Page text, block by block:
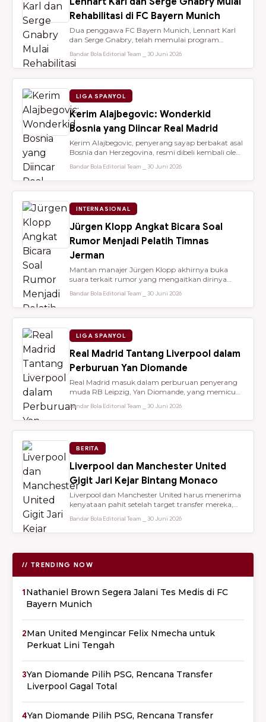
Rehabilitasi di FC Bayern Munich
Dua penggawa FC Bayern Munich, Lennart Karl
dan Serge Gnabry, telah memulai program
Bandar Bola Editorial Team ⎯ 30 Juni 2026
LIGA SPANYOL
Kerim Alajbegovic: Wonderkid
Bosnia yang Diincar Real Madrid
Kerim Alajbegovic, penyerang sayap berbakat asal
Bosnia dan Herzegovina, resmi dibeli kembali oleh
Bandar Bola Editorial Team ⎯ 30 Juni 2026
INTERNASIONAL
Jürgen Klopp Angkat Bicara Soal
Rumor Menjadi Pelatih Timnas
Jerman
Mantan manajer Jürgen Klopp akhirnya buka
suara terkait rumor yang mengaitkan dirinya
Bandar Bola Editorial Team ⎯ 30 Juni 2026
LIGA SPANYOL
Real Madrid Tantang Liverpool dalam
Perburuan Yan Diomande
Real Madrid masuk dalam perburuan penyerang
muda RB Leipzig, Yan Diomande, yang memicu
Bandar Bola Editorial Team ⎯ 30 Juni 2026
BERITA
Liverpool dan Manchester United
Gigit Jari Kejar Bintang Monaco
Liverpool dan Manchester United harus menerima
kenyataan pahit setelah target transfer mereka,
Bandar Bola Editorial Team ⎯ 30 Juni 2026
// TRENDING NOW
1Nathaniel Brown Segera Jalani Tes Medis di FC
Bayern Munich
2Man United Mengincar Felix Nmecha untuk
Perkuat Lini Tengah
3Yan Diomande Pilih PSG, Rencana Transfer
Liverpool Gagal Total
4Yan Diomande Pilih PSG, Rencana Transfer